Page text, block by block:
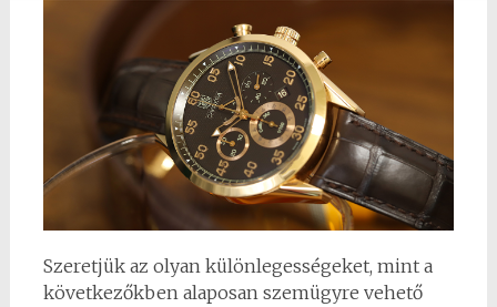
Szeretjük az olyan különlegességeket, mint a
következőkben alaposan szemügyre vehető